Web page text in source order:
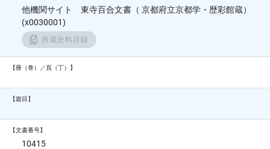
他機関サイト 東寺百合文書（ 京都府立京都学・歴彩館蔵）
(x0030001)
所蔵史料目録
【冊（巻）／頁（丁）】
【篇目】
【文書番号】
10415